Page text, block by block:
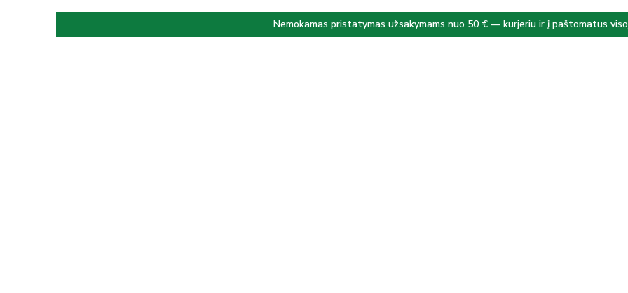
Nemokamas pristatymas užsakymams nuo 50 € — kurjeriu ir į paštomatus